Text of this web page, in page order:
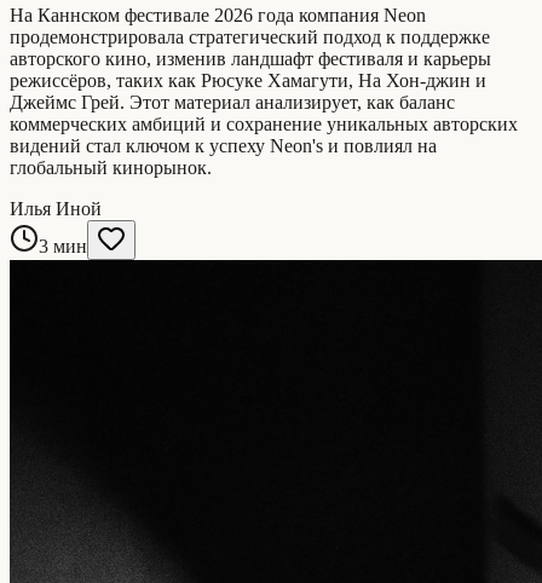
На Каннском фестивале 2026 года компания Neon
продемонстрировала стратегический подход к поддержке
авторского кино, изменив ландшафт фестиваля и карьеры
режиссёров, таких как Рюсуке Хамагути, На Хон-джин и
Джеймс Грей. Этот материал анализирует, как баланс
коммерческих амбиций и сохранение уникальных авторских
видений стал ключом к успеху Neon's и повлиял на
глобальный кинорынок.
Илья Иной
3 мин